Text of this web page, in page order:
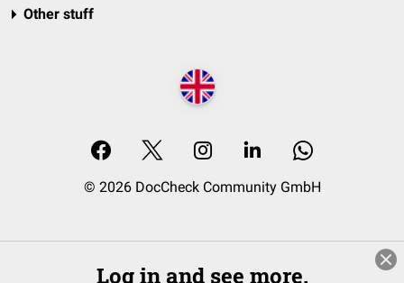
Other stuff
© 2026 DocCheck Community GmbH
Log in and see more.